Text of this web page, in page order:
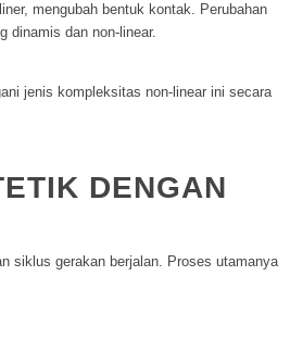
liner, mengubah bentuk kontak. Perubahan
dinamis dan non-linear.
jenis kompleksitas non-linear ini secara
DENGAN
siklus gerakan berjalan. Proses utamanya